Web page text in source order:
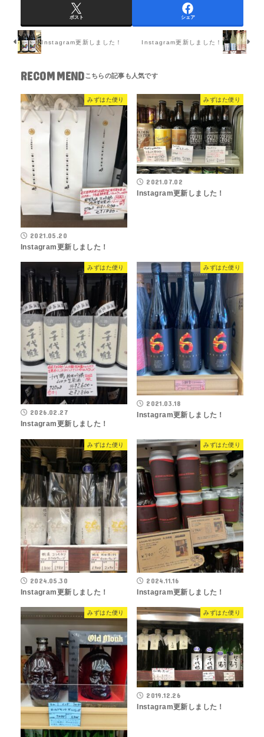
ポスト シェア
Instagram更新しました！ Instagram更新しました！
RECOMMEND
みずはた便り
2021.05.20
Instagram更新しました！
みずはた便り
2021.07.02
Instagram更新しました！
みずはた便り
2026.02.27
Instagram更新しました！
みずはた便り
2021.03.18
Instagram更新しました！
みずはた便り
2024.05.30
Instagram更新しました！
みずはた便り
2024.11.16
Instagram更新しました！
みずはた便り みずはた便り
2019.12.26
Instagram更新しました！